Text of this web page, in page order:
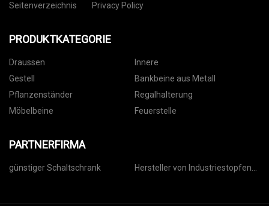
Seitenverzeichnis
Privacy Policy
PRODUKTKATEGORIE
Draussen
Innere
Gestell
Bankbeine aus Metall
Pflanzenständer
Regalhalterung
Möbelbeine
Feuerstelle
PARTNERFIRMA
günstiger Schaltschrank
Hersteller von Industriestopfen